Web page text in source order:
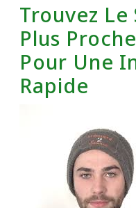
Trouvez
Plus
Pour Une
Rapide